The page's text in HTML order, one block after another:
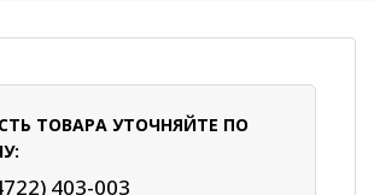
ТОВАРА УТОЧНЯЙТЕ ПО
403-003